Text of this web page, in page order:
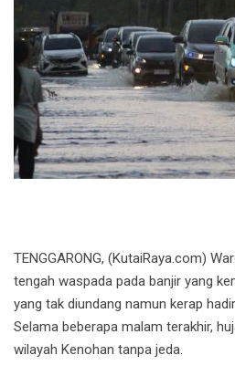
TENGGARONG, (KutaiRaya.com)
tengah waspada pada banjir yang
yang tak diundang namun kerap
Selama beberapa malam terakhir,
wilayah Kenohan tanpa jeda.